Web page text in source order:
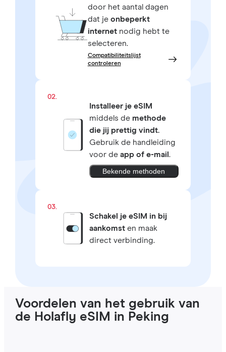
door het aantal dagen
dat je onbeperkt
internetnodig hebt te
selecteren.
Compatibiliteitslijst
controleren
02.
Installeer je eSIM
middels de methode
die jij prettig vindt.
Gebruik de handleiding
voor de app of e-mail .
Bekende methoden
03.
Schakel je eSIM in bij
aankomsten maak
direct verbinding.
Voordelen van het gebruik van
de Holafly eSIM in Peking